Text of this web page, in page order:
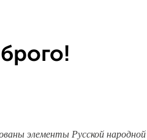
элементы Русской народной